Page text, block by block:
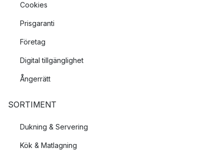
Cookies
Prisgaranti
Företag
Digital tillgänglighet
Ångerrätt
SORTIMENT
Dukning & Servering
Kök & Matlagning